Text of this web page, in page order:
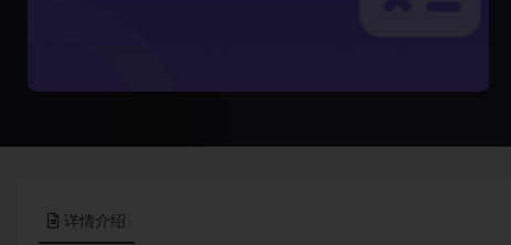
详情介绍